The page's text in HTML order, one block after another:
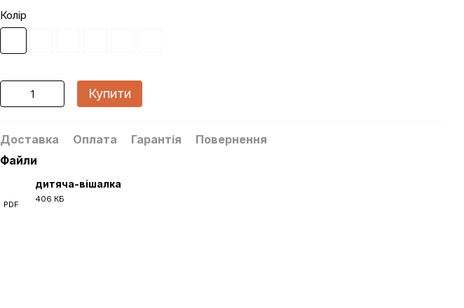
Колір
Купити
Доставка Оплата Гарантія
Повернення
Файли
PDF
дитяча-вішалка
406 КБ